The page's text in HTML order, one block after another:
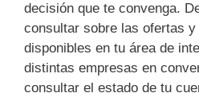
decisión que te convenga.
consultar sobre las ofertas y
disponibles en tu área de
distintas empresas en
consultar el estado de tu